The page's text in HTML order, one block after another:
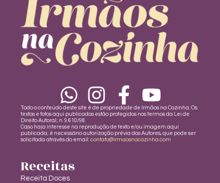
Todo o conteúdo deste site é de propriedade de Irmãos na Cozinha. Os
textos e fotos aqui publicados estão protegidos nos termos da Lei de
Direito Autoral; n. 9.610/98.
Caso haja interesse na reprodução de texto e/ou imagem aqui
publicada; é necessário autorização prévia dos Autores, que pode ser
solicitada através do email: contato@irmaosnacozinha.com
Receitas
Receita Doces